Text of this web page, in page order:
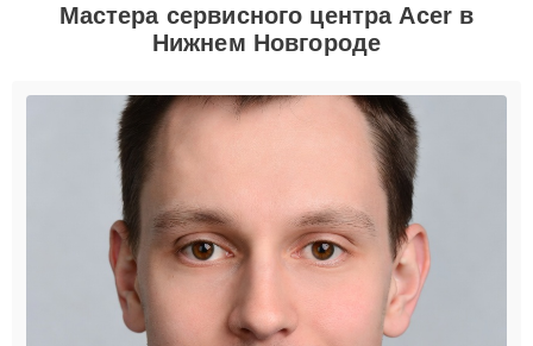
Мастера сервисного центра Acer в
Нижнем Новгороде